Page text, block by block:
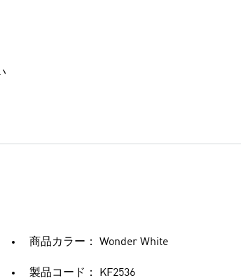
商品カラー： Wonder White
製品コード： KF2536